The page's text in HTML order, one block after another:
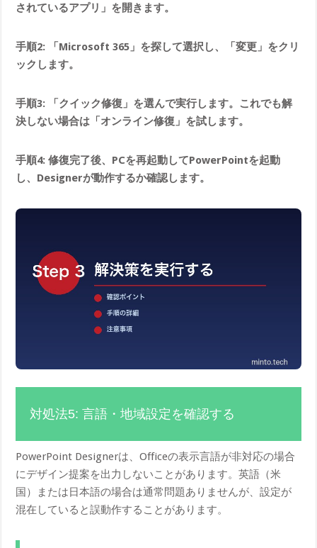
されているアプリ」を開きます。
手順2: 「Microsoft 365」を探して選択し、「変更」をクリ
ックします。
手順3: 「クイック修復」を選んで実行します。これでも解
決しない場合は「オンライン修復」を試します。
手順4: 修復完了後、PCを再起動してPowerPointを起動
し、Designerが動作するか確認します。
対処法5: 言語・地域設定を確認する
PowerPoint Designerは、Officeの表示言語が非対応の場合
にデザイン提案を出力しないことがあります。英語（米
国）または日本語の場合は通常問題ありませんが、設定が
混在していると誤動作することがあります。